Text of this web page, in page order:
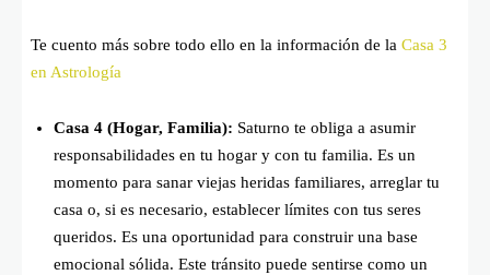
Te cuento más sobre todo ello en la información de la Casa 3
en Astrología
Casa 4 (Hogar, Familia): Saturno te obliga a asumir
responsabilidades en tu hogar y con tu familia. Es un
momento para sanar viejas heridas familiares, arreglar tu
casa o, si es necesario, establecer límites con tus seres
queridos. Es una oportunidad para construir una base
emocional sólida. Este tránsito puede sentirse como un